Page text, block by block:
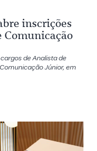
inscrições
Comunicação
de Analista de
Júnior, em